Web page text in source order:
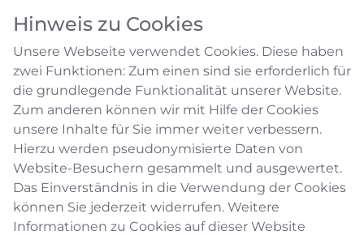
Praktikumsstellen/Urlaubsjobs
Hinweis zu Cookies
Unsere Webseite verwendet Cookies. Diese haben
zwei Funktionen: Zum einen sind sie erforderlich für
die grundlegende Funktionalität unserer Website.
Zum anderen können wir mit Hilfe der Cookies
unsere Inhalte für Sie immer weiter verbessern.
Hierzu werden pseudonymisierte Daten von
Website-Besuchern gesammelt und ausgewertet.
Das Einverständnis in die Verwendung der Cookies
können Sie jederzeit widerrufen. Weitere
Informationen zu Cookies auf dieser Website